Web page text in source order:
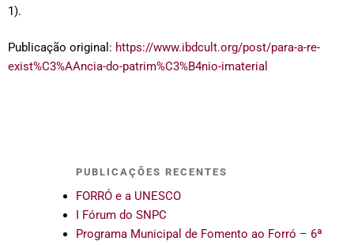
1).
Publicação original: https://www.ibdcult.org/post/para-a-re-
exist%C3%AAncia-do-patrim%C3%B4nio-imaterial
PUBLICAÇÕES RECENTES
FORRÓ e a UNESCO
I Fórum do SNPC
Programa Municipal de Fomento ao Forró – 6ª